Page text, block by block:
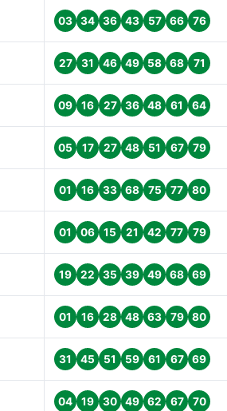
03 34 36 43 57 66 76
27 31 46 49 58 68 71
09 16 27 36 48 61 64
05 17 27 48 51 67 79
01 16 33 68 75 77 80
01 06 15 21 42 77 79
19 22 35 39 49 68 69
01 16 28 48 63 79 80
31 45 51 59 61 67 69
04 19 30 49 62 67 70